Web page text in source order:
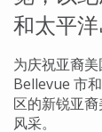
和太平
为庆祝亚裔
Bellevue 市
区的新锐亚
风采。